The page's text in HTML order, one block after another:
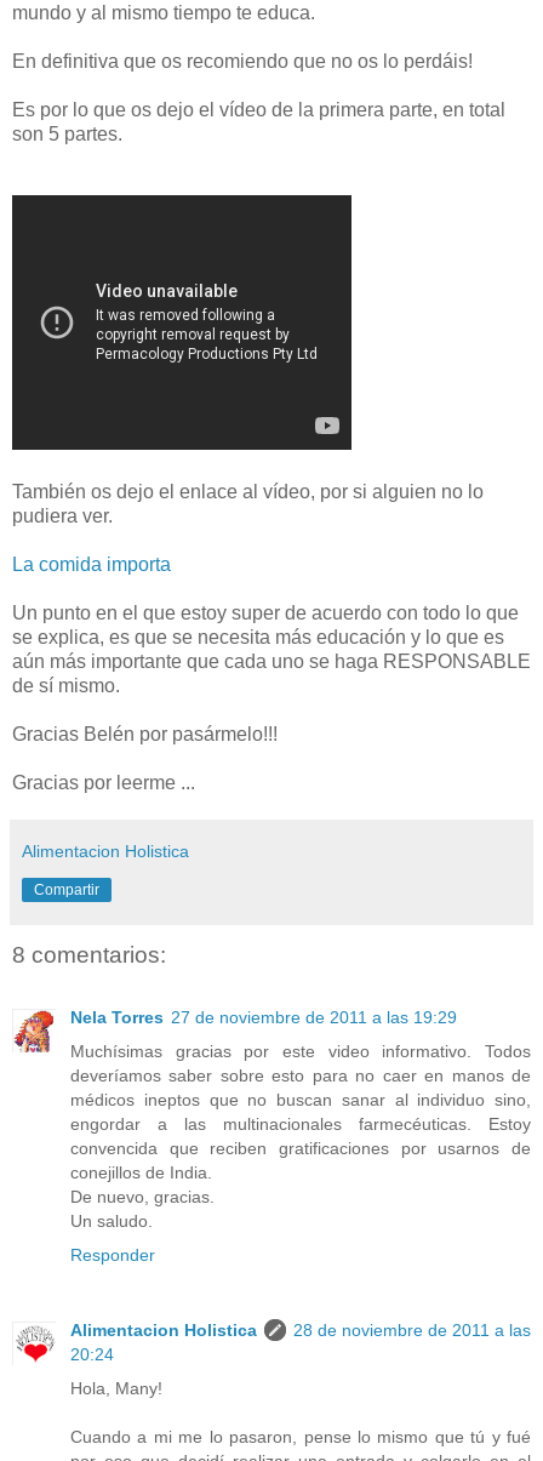
mundo y al mismo tiempo te educa.
En definitiva que os recomiendo que no os lo perdáis!
Es por lo que os dejo el vídeo de la primera parte, en total
son 5 partes.
También os dejo el enlace al vídeo, por si alguien no lo
pudiera ver.
La comida importa
Un punto en el que estoy super de acuerdo con todo lo que
se explica, es que se necesita más educación y lo que es
aún más importante que cada uno se haga RESPONSABLE
de sí mismo.
Gracias Belén por pasármelo!!!
Gracias por leerme ...
Alimentacion Holistica
Compartir
8 comentarios:
Nela Torres 27 de noviembre de 2011 a las 19:29
Muchísimas gracias por este video informativo. Todos
deveríamos saber sobre esto para no caer en manos de
médicos ineptos que no buscan sanar al individuo sino,
engordar a las multinacionales farmecéuticas. Estoy
convencida que reciben gratificaciones por usarnos de
conejillos de India.
De nuevo, gracias.
Un saludo.
Responder
Alimentacion Holistica
28 de noviembre de 2011 a las
20:24
Hola, Many!
Cuando a mi me lo pasaron, pense lo mismo que tú y fué